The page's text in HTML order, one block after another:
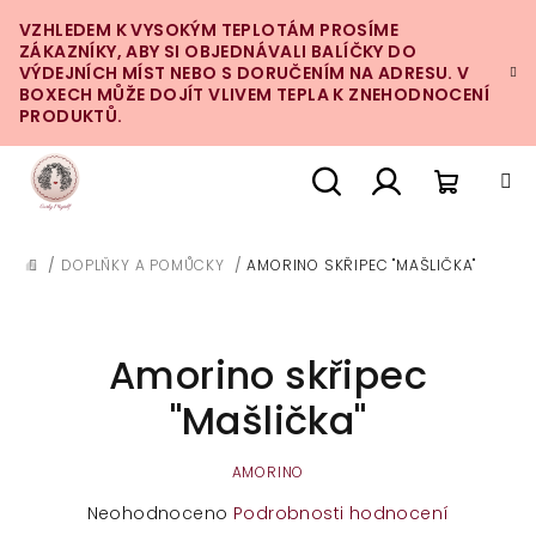
na
obsah
VZHLEDEM K VYSOKÝM TEPLOTÁM PROSÍME
ZÁKAZNÍKY, ABY SI OBJEDNÁVALI BALÍČKY DO
VÝDEJNÍCH MÍST NEBO S DORUČENÍM NA ADRESU. V
BOXECH MŮŽE DOJÍT VLIVEM TEPLA K ZNEHODNOCENÍ
PRODUKTŮ.
DOMŮ
/ DOPLŇKY A POMŮCKY / AMORINO SKŘIPEC "MAŠLIČKA"
Amorino skřipec
"Mašlička"
AMORINO
Průměrné
Neohodnoceno Podrobnosti hodnocení